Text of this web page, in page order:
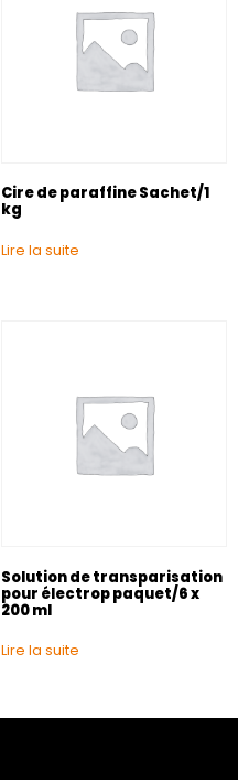
Cire de paraffine Sachet/1
kg
Lire la suite
Solution de transparisation
pour électrop paquet/6 x
200 ml
Lire la suite